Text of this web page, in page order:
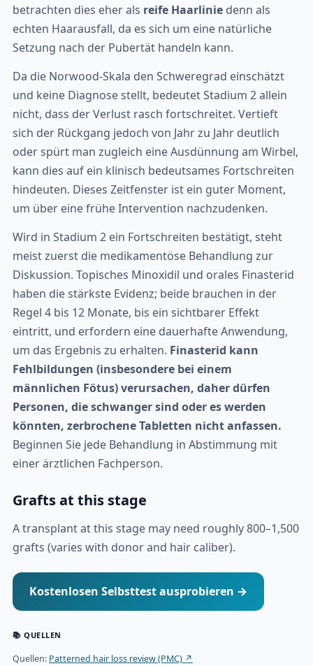
betrachten dies eher als reife Haarlinie denn als
echten Haarausfall, da es sich um eine natürliche
Setzung nach der Pubertät handeln kann.
Da die Norwood-Skala den Schweregrad einschätzt
und keine Diagnose stellt, bedeutet Stadium 2 allein
nicht, dass der Verlust rasch fortschreitet. Vertieft
sich der Rückgang jedoch von Jahr zu Jahr deutlich
oder spürt man zugleich eine Ausdünnung am Wirbel,
kann dies auf ein klinisch bedeutsames Fortschreiten
hindeuten. Dieses Zeitfenster ist ein guter Moment,
um über eine frühe Intervention nachzudenken.
Wird in Stadium 2 ein Fortschreiten bestätigt, steht
meist zuerst die medikamentöse Behandlung zur
Diskussion. Topisches Minoxidil und orales Finasterid
haben die stärkste Evidenz; beide brauchen in der
Regel 4 bis 12 Monate, bis ein sichtbarer Effekt
eintritt, und erfordern eine dauerhafte Anwendung,
um das Ergebnis zu erhalten. Finasterid kann
Fehlbildungen (insbesondere bei einem
männlichen Fötus) verursachen, daher dürfen
Personen, die schwanger sind oder es werden
könnten, zerbrochene Tabletten nicht anfassen.
Beginnen Sie jede Behandlung in Abstimmung mit
einer ärztlichen Fachperson.
Grafts at this stage
A transplant at this stage may need roughly 800–1,500
grafts (varies with donor and hair caliber).
Kostenlosen Selbsttest ausprobieren →
📚 QUELLEN
Quellen: Patterned hair loss review (PMC) ↗